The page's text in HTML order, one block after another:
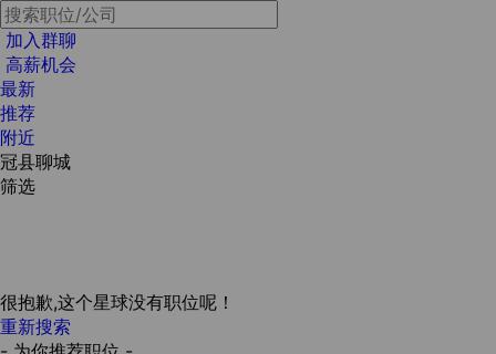
加入群聊
高薪机会
最新
推荐
附近
冠县聊城
筛选
很抱歉,这个星球没有职位呢！
重新搜索